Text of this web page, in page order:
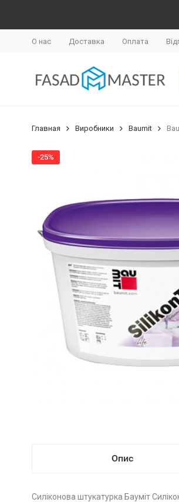
О нас Доставка Оплата
Главная Виробники Baumit
-25%
Опис
Силіконова штукатурка Бауміт